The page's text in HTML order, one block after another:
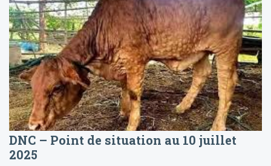
DNC – Point de situation au 10 juillet
2025